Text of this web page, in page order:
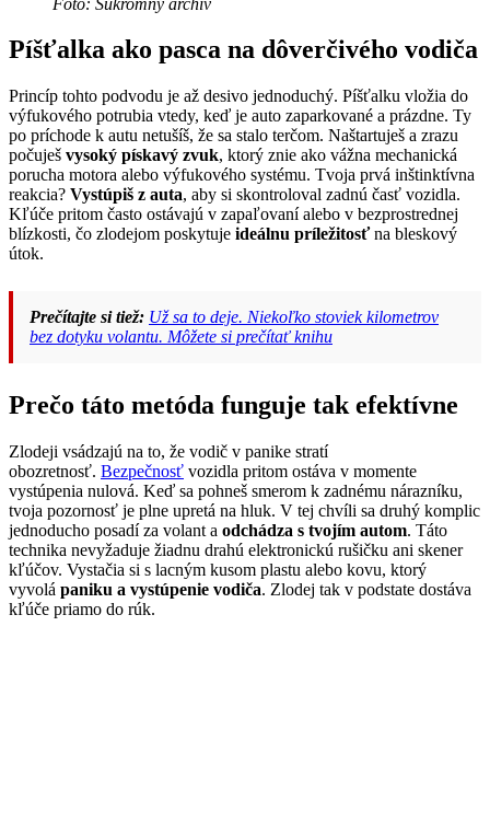
Píšťalka ako pasca na dôverčivého vodiča
Princíp tohto podvodu je až desivo jednoduchý. Píšťalku vložia do
výfukového potrubia vtedy, keď je auto zaparkované a prázdne. Ty
po príchode k autu netušíš, že sa stalo terčom. Naštartuješ a zrazu
počuješ vysoký pískavý zvuk, ktorý znie ako vážna mechanická
porucha motora alebo výfukového systému. Tvoja prvá inštinktívna
reakcia? Vystúpiš z auta, aby si skontroloval zadnú časť vozidla.
Kľúče pritom často ostávajú v zapaľovaní alebo v bezprostrednej
blízkosti, čo zlodejom poskytuje ideálnu príležitosťna bleskový
útok.
Prečítajte si tiež: Už sa to deje. Niekoľko stoviek kilometrov
bez dotyku volantu. Môžete si prečítať knihu
Prečo táto metóda funguje tak efektívne
Zlodeji vsádzajú na to, že vodič v panike stratí
obozretnosť. Bezpečnosť vozidla pritom ostáva v momente
vystúpenia nulová. Keď sa pohneš smerom k zadnému nárazníku,
tvoja pozornosť je plne upretá na hluk. V tej chvíli sa druhý komplic
jednoducho posadí za volant a odchádza s tvojím autom. Táto
technika nevyžaduje žiadnu drahú elektronickú rušičku ani skener
kľúčov. Vystačia si s lacným kusom plastu alebo kovu, ktorý
vyvolá paniku a vystúpenie vodiča. Zlodej tak v podstate dostáva
kľúče priamo do rúk.